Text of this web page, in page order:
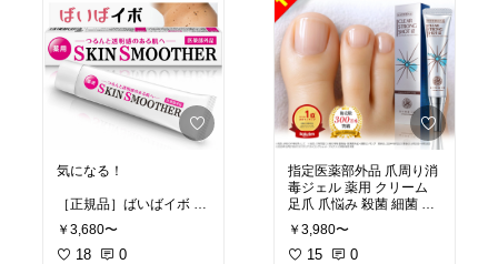
気になる！
［正規品］ばいばイボ 薬
用SKIN SMOOTHER 首
デコルテ 医薬部外品
￥3,680〜
18 0
指定医薬部外品 爪周り消
毒ジェル 薬用 クリーム
足爪 爪悩み 殺菌 細菌 消
毒 爪周りケア『クリアス
トロングショット アルフ
ァ』（旧 クリアネイルシ
￥3,980〜
15 0